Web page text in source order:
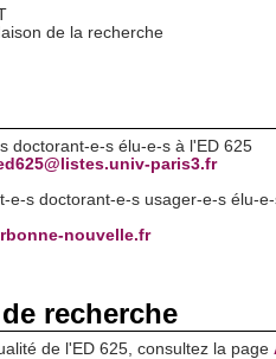
de la recherche
doctorant-e-s élu-e-s à l'ED 625
paris3.fr
e-s doctorant-e-s usager-e-s élu-
nouvelle.fr
recherche
de l'ED 625, consultez la page